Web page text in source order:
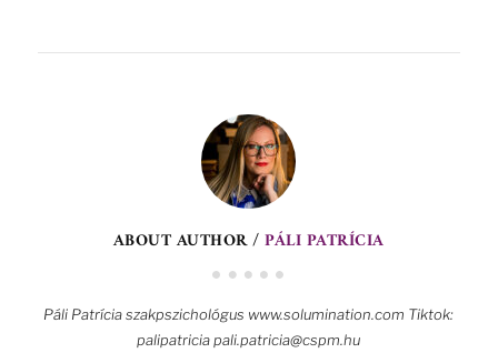
ABOUT AUTHOR /PÁLI PATRÍCIA
Páli Patrícia szakpszichológus www.solumination.com Tiktok:
palipatricia pali.patricia@cspm.hu